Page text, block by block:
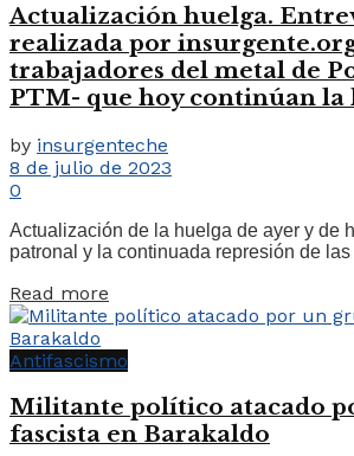
Actualización huelga.
realizada por
trabajadores del metal de
PTM- que hoy continúan la
by insurgenteche
8 de julio de 2023
0
Actualización de la huelga de ayer y de
patronal y la continuada represión de las
Read more
Antifascismo
Militante político atacado
fascista en Barakaldo